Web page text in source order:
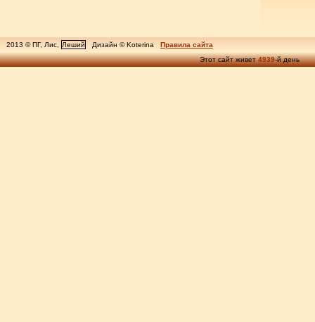
2013 © ПГ, Лис, Леший Дизайн © Koterina
Правила сайта
Этот сайт живет4939-й день